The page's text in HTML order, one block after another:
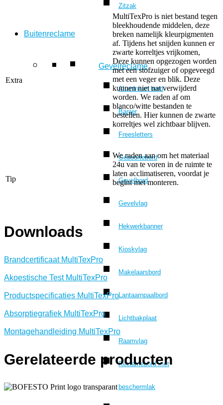
Zitzak
Buitenreclame
Gevelreclame
Aluminium bord
Banier
Freesletters
Geboortebord
Gevelbord
Gevelvlag
Hekwerkbanner
Kioskvlag
Makelaarsbord
Lantaarnpaalbord
Lichtbakplaat
Raamvlag
Reclamebord met
beschermlak
Extra
MultiTexPro is niet bestand tegen
bleekhoudende middelen, deze
breken namelijk kleurpigmenten
af. Tijdens het snijden kunnen er
zwarte korreltjes vrijkomen,
Deze kunnen opgezogen worden
met een stofzuiger of opgeveegd
met een veger en blik. Deze
kunnen niet nat verwijderd
worden. We raden af om
blanco/witte bestanden te
bestellen. Hier kunnen de zwarte
korreltjes wel zichtbaar blijven.
Tip
We raden aan om het materiaal
24u van te voren in de ruimte te
laten acclimatiseren, voordat je
begint met monteren.
Downloads
Brandcertificaat MultiTexPro
Akoestische Test MultiTexPro
Productspecificaties MultiTexPro
Absorptiegrafiek MultiTexPro
Montagehandleiding MultiTexPro
Gerelateerde producten